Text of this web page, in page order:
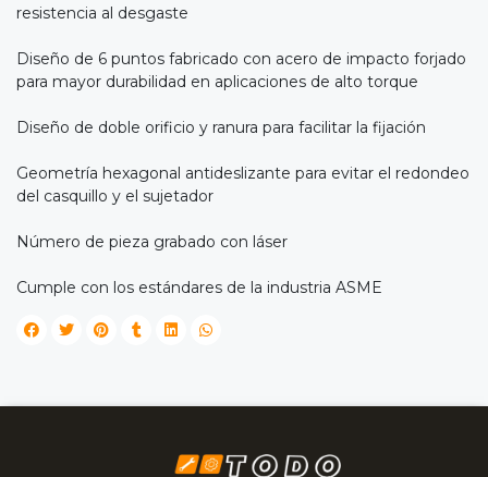
resistencia al desgaste
Diseño de 6 puntos fabricado con acero de impacto forjado
para mayor durabilidad en aplicaciones de alto torque
Diseño de doble orificio y ranura para facilitar la fijación
Geometría hexagonal antideslizante para evitar el redondeo
del casquillo y el sujetador
Número de pieza grabado con láser
Cumple con los estándares de la industria ASME